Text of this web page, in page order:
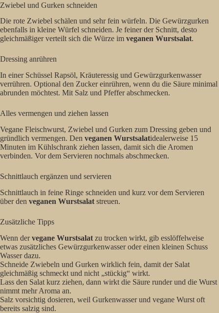
Zwiebel und Gurken schneiden
Die rote Zwiebel schälen und sehr fein würfeln. Die Gewürzgurken
ebenfalls in kleine Würfel schneiden. Je feiner der Schnitt, desto
gleichmäßiger verteilt sich die Würze im veganen Wurstsalat.
Dressing anrühren
In einer Schüssel Rapsöl, Kräuteressig und Gewürzgurkenwasser
verrühren. Optional den Zucker einrühren, wenn du die Säure minimal
abrunden möchtest. Mit Salz und Pfeffer abschmecken.
Alles vermengen und ziehen lassen
Vegane Fleischwurst, Zwiebel und Gurken zum Dressing geben und
gründlich vermengen. Den veganen Wurstsalatidealerweise 15
Minuten im Kühlschrank ziehen lassen, damit sich die Aromen
verbinden. Vor dem Servieren nochmals abschmecken.
Schnittlauch ergänzen und servieren
Schnittlauch in feine Ringe schneiden und kurz vor dem Servieren
über den veganen Wurstsalat streuen.
Zusätzliche Tipps
Wenn dervegane Wurstsalat zu trocken wirkt, gib esslöffelweise
etwas zusätzliches Gewürzgurkenwasser oder einen kleinen Schuss
Wasser dazu.
Schneide Zwiebeln und Gurken wirklich fein, damit der Salat
gleichmäßig schmeckt und nicht „stückig“ wirkt.
Lass den Salat kurz ziehen, dann wirkt die Säure runder und die Wurst
nimmt mehr Aroma an.
Salz vorsichtig dosieren, weil Gurkenwasser und vegane Wurst oft
bereits salzig sind.